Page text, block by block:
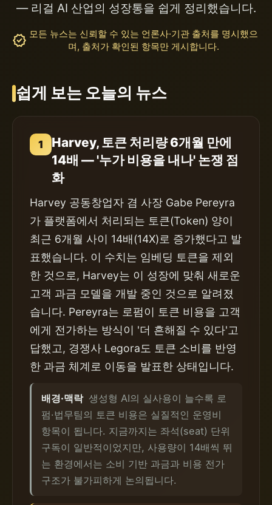
— 리걸 AI 산업의 성장통을 쉽게 정리했습니다.
verified 모든 뉴스는 신뢰할 수 있는 언론사·기관 출처를 명시했으
며, 출처가 확인된 항목만 게시합니다.
쉽게 보는 오늘의 뉴스
1
Harvey, 토큰 처리량 6개월 만에
14배 — '누가 비용을 내나' 논쟁 점
화
Harvey 공동창업자 겸 사장 Gabe Pereyra
가 플랫폼에서 처리되는 토큰(Token) 양이
최근 6개월 사이 14배(14X)로 증가했다고 발
표했습니다. 이 수치는 임베딩 토큰을 제외
한 것으로, Harvey는 이 성장에 맞춰 새로운
고객 과금 모델을 개발 중인 것으로 알려졌
습니다. Pereyra는 로펌이 토큰 비용을 고객
에게 전가하는 방식이 '더 흔해질 수 있다'고
답했고, 경쟁사 Legora도 토큰 소비를 반영
한 과금 체계로 이동을 발표한 상태입니다.
배경·맥락 생성형 AI의 실사용이 늘수록 로
펌·법무팀의 토큰 비용은 실질적인 운영비
항목이 됩니다. 지금까지는 좌석(seat) 단위
구독이 일반적이었지만, 사용량이 14배씩 뛰
는 환경에서는 소비 기반 과금과 비용 전가
구조가 불가피하게 논의됩니다.